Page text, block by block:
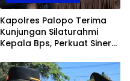
Kapolres Palopo Terima
Kunjungan Silaturahmi
Kepala Bps, Perkuat Sinergi